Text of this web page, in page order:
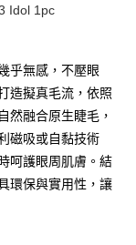
Idol 1pc
乎無感，不壓眼
造擬真毛流，依照
然融合原生睫毛，
磁吸或自黏技術
呵護眼周肌膚。結
環保與實用性，讓